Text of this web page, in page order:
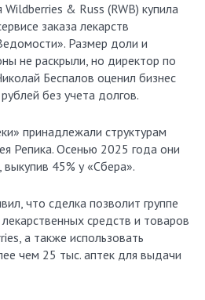
заказа лекарств
Размер доли и
не раскрыли, но директор по
Беспалов оценил бизнес
без учета долгов.
принадлежали структурам
Репика. Осенью 2025 года они
45% у «Сбера».
что сделка позволит группе
средств и товаров
а также использовать
чем 25 тыс. аптек для выдачи